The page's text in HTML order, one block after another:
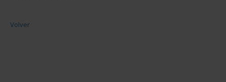
Volver